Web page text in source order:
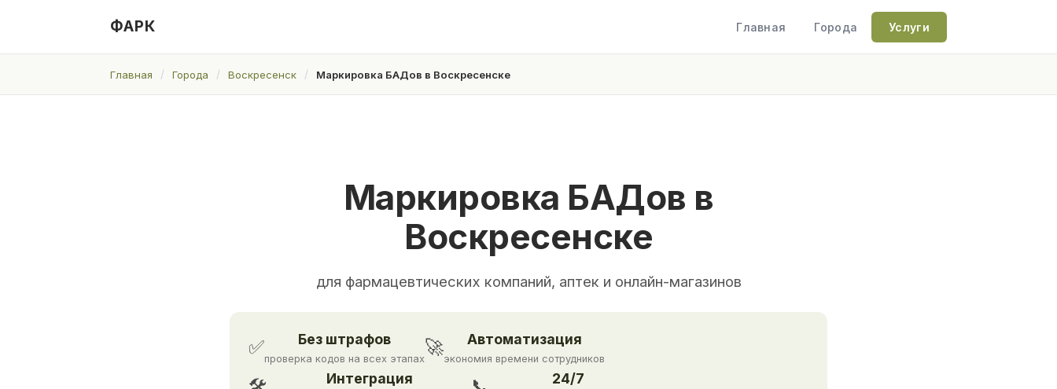
ФАРК Главная Города Услуги
Главная Города Воскресенск Маркировка БАДов в Воскресенске
Маркировка БАДов в
Воскресенске
для фармацевтических компаний, аптек и онлайн-магазинов
✅ Без штрафов
проверка кодов на всех этапах
🚀 Автоматизация
экономия времени сотрудников
Интеграция 24/7